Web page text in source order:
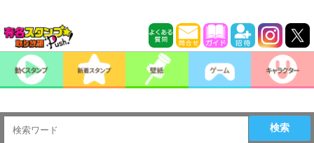
検索